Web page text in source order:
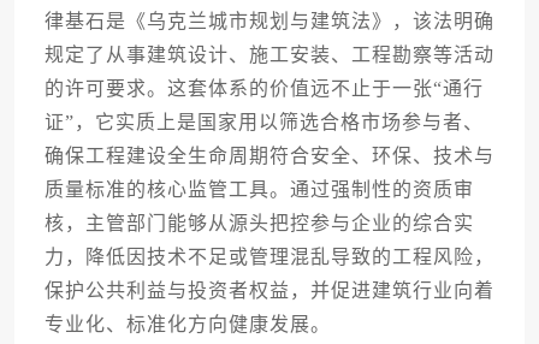
律基石是《乌克兰城市规划与建筑法》，该法明确
规定了从事建筑设计、施工安装、工程勘察等活动
的许可要求。这套体系的价值远不止于一张“通行
证”，它实质上是国家用以筛选合格市场参与者、
确保工程建设全生命周期符合安全、环保、技术与
质量标准的核心监管工具。通过强制性的资质审
核，主管部门能够从源头把控参与企业的综合实
力，降低因技术不足或管理混乱导致的工程风险，
保护公共利益与投资者权益，并促进建筑行业向着
专业化、标准化方向健康发展。